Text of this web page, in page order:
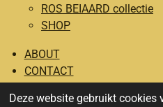
Deze website gebruikt cookies
ROS BEIAARD collectie
SHOP
ABOUT
CONTACT
© 2020 - 2024 Katrijn Jacobs